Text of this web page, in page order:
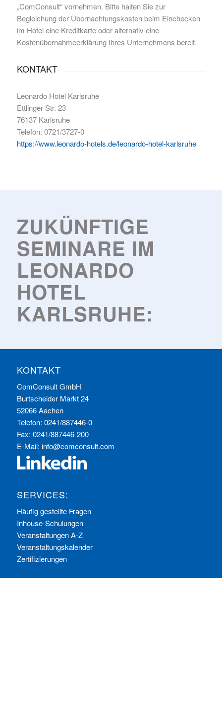
„ComConsult“ vornehmen. Bitte halten Sie zur
Begleichung der Übernachtungskosten beim Einchecken
im Hotel eine Kreditkarte oder alternativ eine
Kostenübernahmeerklärung Ihres Unternehmens bereit.
KONTAKT
Leonardo Hotel Karlsruhe
Ettlinger Str. 23
76137 Karlsruhe
Telefon: 0721/3727-0
https://www.leonardo-hotels.de/leonardo-hotel-karlsruhe
ZUKÜNFTIGE
SEMINARE IM
LEONARDO
HOTEL
KARLSRUHE:
KONTAKT
ComConsult GmbH
Burtscheider Markt 24
52066 Aachen
Telefon: 0241/887446-0
Fax: 0241/887446-200
E-Mail: info@comconsult.com
SERVICES:
Häufig gestellte Fragen
Inhouse-Schulungen
Veranstaltungen A-Z
Veranstaltungskalender
Zertifizierungen